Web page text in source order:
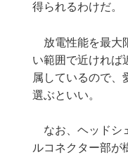
得られるわけだ。
放電性能を最大
い範囲で近ければ
属しているので、
選ぶといい。
なお、ヘッドシ
ルコネクター部が